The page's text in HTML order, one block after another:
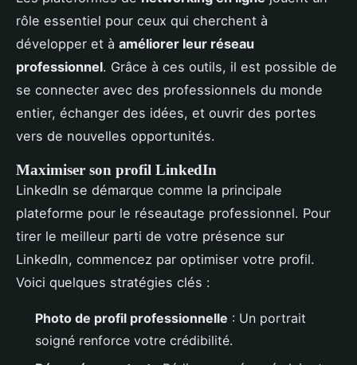
rôle essentiel pour ceux qui cherchent à
développer et à améliorer leur réseau
professionnel. Grâce à ces outils, il est possible de
se connecter avec des professionnels du monde
entier, échanger des idées, et ouvrir des portes
vers de nouvelles opportunités.
Maximiser son profil LinkedIn
LinkedIn se démarque comme la principale
plateforme pour le réseautage professionnel. Pour
tirer le meilleur parti de votre présence sur
LinkedIn, commencez par optimiser votre profil.
Voici quelques stratégies clés :
Photo de profil professionnelle : Un portrait
soigné renforce votre crédibilité.